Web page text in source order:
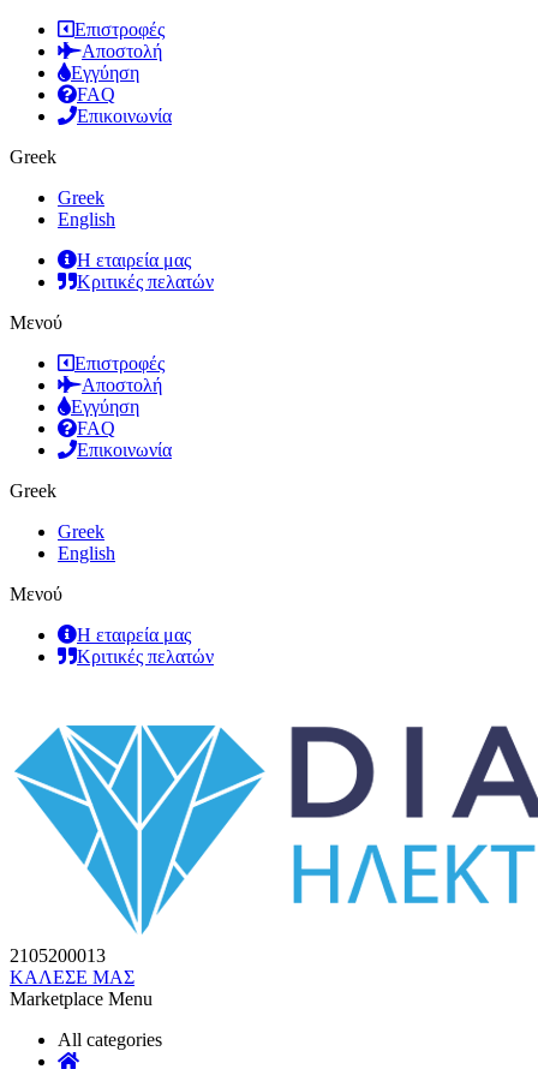
Επιστροφές
Αποστολή
Εγγύηση
FAQ
Επικοινωνία
Greek
Greek
English
Η εταιρεία μας
Κριτικές πελατών
Μενού
Επιστροφές
Αποστολή
Εγγύηση
FAQ
Επικοινωνία
Greek
Greek
English
Μενού
Η εταιρεία μας
Κριτικές πελατών
2105200013
ΚΑΛΕΣΕ ΜΑΣ
Marketplace Menu
All categories